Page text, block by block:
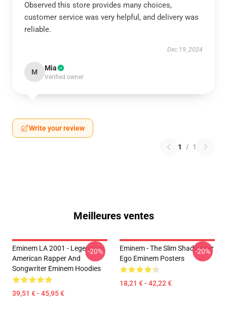
Observed this store provides many choices,
customer service was very helpful, and delivery was
reliable.
Dec 19, 2024
M Mia
Verified owner
Write your review
1 / 1
Meilleures ventes
Eminem LA 2001 - Legendary
American Rapper And
Songwriter Eminem Hoodies
39,51 € - 45,95 €
-20%
Eminem - The Slim Shady Alter
Ego Eminem Posters
18,21 € - 42,22 €
-20%